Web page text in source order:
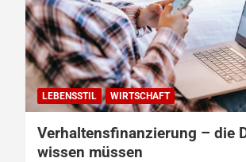
LEBENSSTIL WIRTSCHAFT
Verhaltensfinanzierung – die
wissen müssen